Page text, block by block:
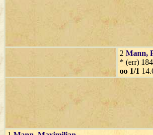
2 Mann,
* (err)
oo 1/1